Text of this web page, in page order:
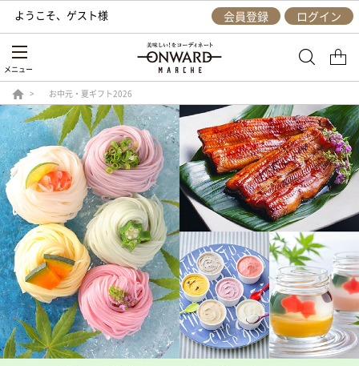
ようこそ、 ゲスト様 会員登録 ログイン
メニュー
お中元・夏ギフト2026